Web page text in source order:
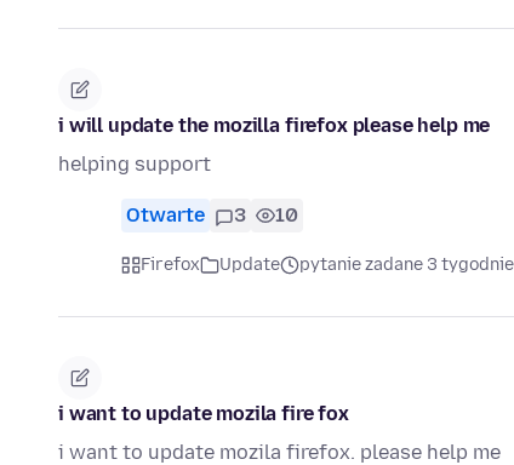
i will update the mozilla firefox please help me
helping support
Otwarte 3 10
Firefox Update pytanie zadane 3
i want to update mozila fire fox
i want to update mozila firefox. please help me